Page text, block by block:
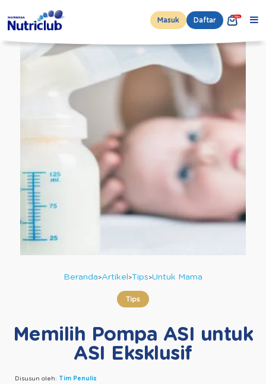
Masuk Daftar
Beranda Artikel Tips Untuk Mama
Tips
Memilih Pompa ASI untuk
ASI Eksklusif
Disusun oleh: Tim Penulis